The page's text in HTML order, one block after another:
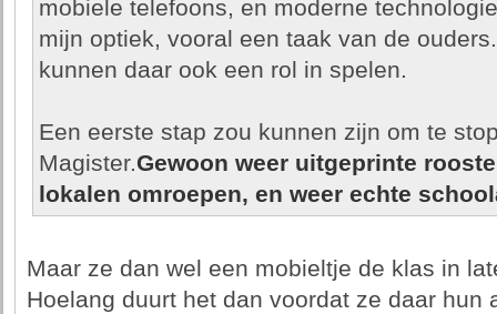
mobiele telefoons, en moderne
mijn optiek, vooral een taak van de
kunnen daar ook een rol in spelen.
Een eerste stap zou kunnen zijn om te
Magister.Gewoon weer uitgeprinte
lokalen omroepen, en weer echte
Maar ze dan wel een mobieltje de klas in
Hoelang duurt het dan voordat ze daar hun